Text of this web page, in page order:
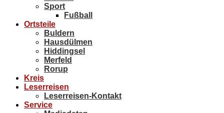
Sport
Fußball
Ortsteile
Buldern
Hausdülmen
Hiddingsel
Merfeld
Rorup
Kreis
Leserreisen
Leserreisen-Kontakt
Service